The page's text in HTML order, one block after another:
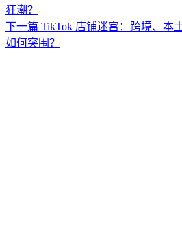
狂潮？
下一篇 TikTok 店铺迷宫：跨境、本
如何突围？